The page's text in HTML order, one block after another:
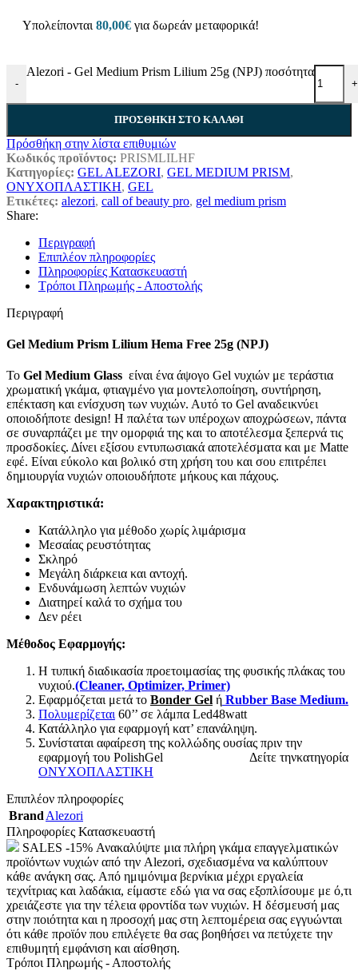
Υπολείπονται 80,00€ για δωρεάν μεταφορικά!
-
Alezori - Gel Medium Prism Lilium 25g (NPJ) ποσότητα
+
ΠΡΟΣΘΉΚΗ ΣΤΟ ΚΑΛΆΘΙ
Πρόσθήκη στην λίστα επιθυμιών
Κωδικός προϊόντος: PRISMLILHF
Κατηγορίες: GEL ALEZORI, GEL MEDIUM PRISM,
ΟΝΥΧΟΠΛΑΣΤΙΚΗ, GEL
Ετικέτες: alezori, call of beauty pro, gel medium prism
Share:
Περιγραφή
Επιπλέον πληροφορίες
Πληροφορίες Κατασκευαστή
Τρόποι Πληρωμής - Αποστολής
Περιγραφή
Gel Medium Prism Lilium Hema Free 25g (NPJ)
Το Gel Medium Glass είναι ένα άψογο Gel νυχιών με τεράστια
χρωματική γκάμα, φτιαγμένο για μοντελοποίηση, συντήρηση,
επέκταση και ενίσχυση των νυχιών. Αυτό το Gel αναδεικνύει
οποιοδήποτε design! Η παλέτα των υπέροχων αποχρώσεων, πάντα
σε συναρπάζει με την ομορφιά της και το αποτέλεσμα ξεπερνά τις
προσδοκίες. Δίνει εξίσου εντυπωσιακά αποτελέσματα και με Matte
εφέ. Είναι εύκολο και βολικό στη χρήση του και σου επιτρέπει
δημιουργία νυχιών οποιουδήποτε μήκους και πάχους.
Χαρακτηριστικά:
Κατάλληλο για μέθοδο χωρίς λιμάρισμα
Μεσαίας ρευστότητας
Σκληρό
Μεγάλη διάρκεια και αντοχή.
Ενδυνάμωση λεπτών νυχιών
Διατηρεί καλά το σχήμα του
Δεν ρέει
Μέθοδος Εφαρμογής:
Η τυπική διαδικασία προετοιμασίας της φυσικής πλάκας του
νυχιού.(Cleaner, Optimizer, Primer)
Εφαρμόζεται μετά το Bonder Gel ή Rubber Base Medium.
Πολυμερίζεται60’’ σε λάμπα Led48watt
Κατάλληλο για εφαρμογή κατ’ επανάληψη.
Συνίσταται αφαίρεση της κολλώδης ουσίας πριν την
εφαρμογή του PolishGel Δείτε τηνκατηγορία
ΟΝΥΧΟΠΛΑΣΤΙΚΗ
Επιπλέον πληροφορίες
BrandAlezori
Πληροφορίες Κατασκευαστή
SALES -15% Ανακαλύψτε μια πλήρη γκάμα επαγγελματικών
προϊόντων νυχιών από την Alezori, σχεδιασμένα να καλύπτουν
κάθε ανάγκη σας. Από ημιμόνιμα βερνίκια μέχρι εργαλεία
τεχνίτριας και λαδάκια, είμαστε εδώ για να σας εξοπλίσουμε με ό,τι
χρειάζεστε για την τέλεια φροντίδα των νυχιών. Η δέσμευσή μας
στην ποιότητα και η προσοχή μας στη λεπτομέρεια σας εγγυώνται
ότι κάθε προϊόν που επιλέγετε θα σας βοηθήσει να πετύχετε την
επιθυμητή εμφάνιση και αίσθηση.
Τρόποι Πληρωμής - Αποστολής